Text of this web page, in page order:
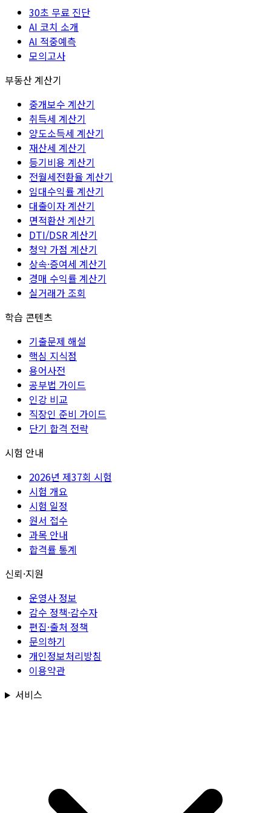
30초 무료 진단
AI 코치 소개
AI 적중예측
모의고사
부동산 계산기
중개보수 계산기
취득세 계산기
양도소득세 계산기
재산세 계산기
등기비용 계산기
전월세전환율 계산기
임대수익률 계산기
대출이자 계산기
면적환산 계산기
DTI/DSR 계산기
청약 가점 계산기
상속·증여세 계산기
경매 수익률 계산기
실거래가 조회
학습 콘텐츠
기출문제 해설
핵심 지식점
용어사전
공부법 가이드
인강 비교
직장인 준비 가이드
단기 합격 전략
시험 안내
2026년 제37회 시험
시험 개요
시험 일정
원서 접수
과목 안내
합격률 통계
신뢰·지원
운영사 정보
감수 정책·감수자
편집·출처 정책
문의하기
개인정보처리방침
이용약관
서비스